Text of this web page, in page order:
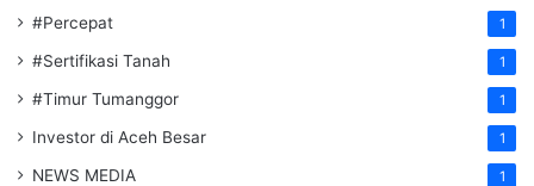
#Percepat 1
#Sertifikasi Tanah 1
#Timur Tumanggor 1
Investor di Aceh Besar 1
NEWS MEDIA 1